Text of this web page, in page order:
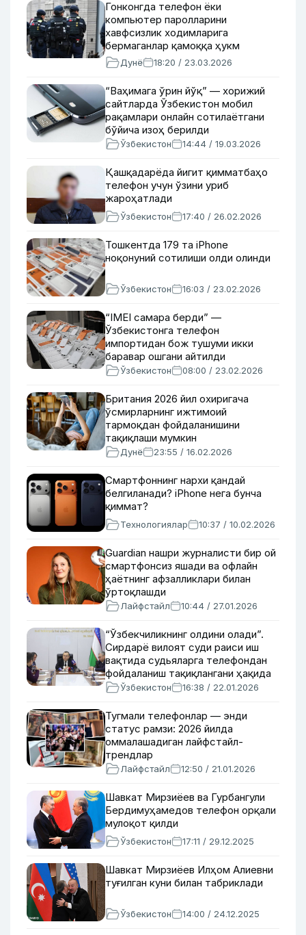
Гонконгда телефон ёки
компьютер паролларини
хавфсизлик ходимларига
бермаганлар қамоққа ҳукм
қилинади
Дунё 18:20 / 23.03.2026
“Ваҳимага ўрин йўқ” — хорижий
сайтларда Ўзбекистон мобил
рақамлари онлайн сотилаётгани
бўйича изоҳ берилди
Ўзбекистон 14:44 / 19.03.2026
Қашқадарёда йигит қимматбаҳо
телефон учун ўзини уриб
жароҳатлади
Ўзбекистон 17:40 / 26.02.2026
Тошкентда 179 та iPhone
ноқонуний сотилиши олди олинди
Ўзбекистон 16:03 / 23.02.2026
“IMEI самара берди” —
Ўзбекистонга телефон
импортидан бож тушуми икки
баравар ошгани айтилди
Ўзбекистон 08:00 / 23.02.2026
Британия 2026 йил охиригача
ўсмирларнинг ижтимоий
тармоқдан фойдаланишини
тақиқлаши мумкин
Дунё 23:55 / 16.02.2026
Смартфоннинг нархи қандай
белгиланади? iPhone нега бунча
қиммат?
Технологиялар 10:37 / 10.02.2026
Guardian нашри журналисти бир ой
смартфонсиз яшади ва офлайн
ҳаётнинг афзалликлари билан
ўртоқлашди
Лайфстайл 10:44 / 27.01.2026
“Ўзбекчиликнинг олдини олади”.
Сирдарё вилоят суди раиси иш
вақтида судьяларга телефондан
фойдаланиш тақиқлангани ҳақида
Ўзбекистон 16:38 / 22.01.2026
Тугмали телефонлар — энди
статус рамзи: 2026 йилда
оммалашадиган лайфстайл-
трендлар
Лайфстайл 12:50 / 21.01.2026
Шавкат Мирзиёев ва Гурбангули
Бердимуҳамедов телефон орқали
мулоқот қилди
Ўзбекистон 17:11 / 29.12.2025
Шавкат Мирзиёев Илҳом Алиевни
туғилган куни билан табриклади
Ўзбекистон 14:00 / 24.12.2025